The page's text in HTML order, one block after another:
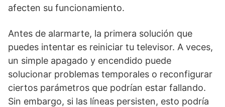
afecten su funcionamiento.
Antes de alarmarte, la primera solución que
puedes intentar es reiniciar tu televisor. A veces,
un simple apagado y encendido puede
solucionar problemas temporales o reconfigurar
ciertos parámetros que podrían estar fallando.
Sin embargo, si las líneas persisten, esto podría